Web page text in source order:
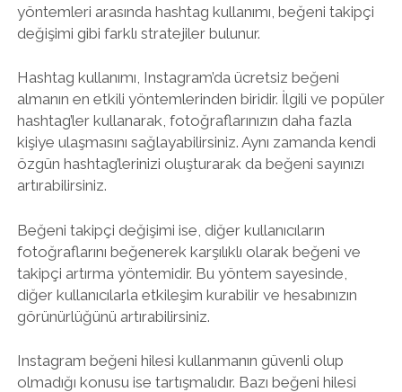
yöntemleri arasında hashtag kullanımı, beğeni takipçi
değişimi gibi farklı stratejiler bulunur.
Hashtag kullanımı, Instagram’da ücretsiz beğeni
almanın en etkili yöntemlerinden biridir. İlgili ve popüler
hashtag’ler kullanarak, fotoğraflarınızın daha fazla
kişiye ulaşmasını sağlayabilirsiniz. Aynı zamanda kendi
özgün hashtag’lerinizi oluşturarak da beğeni sayınızı
artırabilirsiniz.
Beğeni takipçi değişimi ise, diğer kullanıcıların
fotoğraflarını beğenerek karşılıklı olarak beğeni ve
takipçi artırma yöntemidir. Bu yöntem sayesinde,
diğer kullanıcılarla etkileşim kurabilir ve hesabınızın
görünürlüğünü artırabilirsiniz.
Instagram beğeni hilesi kullanmanın güvenli olup
olmadığı konusu ise tartışmalıdır. Bazı beğeni hilesi